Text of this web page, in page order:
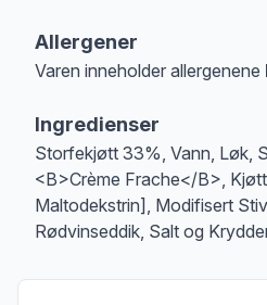
Allergener
Varen inneholder allergenene
Ingredienser
Storfekjøtt 33%, Vann, Løk,
<B>Crème Frache</B>,
Maltodekstrin], Modifisert
Rødvinseddik, Salt og